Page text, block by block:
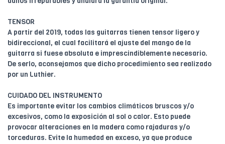
TENSOR
A partir del 2019, todas las guitarras tienen tensor ligero y
bidireccional, el cual facilitará el ajuste del mango de la
guitarra si fuese absoluta e imprescindiblemente necesario.
De serlo, aconsejamos que dicho procedimiento sea realizado
por un Luthier.
CUIDADO DEL INSTRUMENTO
Es importante evitar los cambios climáticos bruscos y/o
excesivos, como la exposición al sol o calor. Esto puede
provocar alteraciones en la madera como rajaduras y/o
torceduras. Evite la humedad en exceso, ya que produce